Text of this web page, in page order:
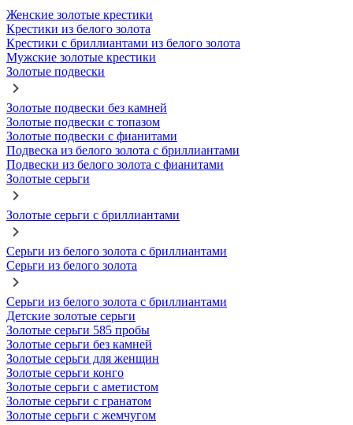
Женские золотые крестики
Крестики из белого золота
Крестики с бриллиантами из белого золота
Мужские золотые крестики
Золотые подвески
Золотые подвески без камней
Золотые подвески с топазом
Золотые подвески с фианитами
Подвеска из белого золота с бриллиантами
Подвески из белого золота с фианитами
Золотые серьги
Золотые серьги с бриллиантами
Серьги из белого золота с бриллиантами
Серьги из белого золота
Серьги из белого золота с бриллиантами
Детские золотые серьги
Золотые серьги 585 пробы
Золотые серьги без камней
Золотые серьги для женщин
Золотые серьги конго
Золотые серьги с аметистом
Золотые серьги с гранатом
Золотые серьги с жемчугом